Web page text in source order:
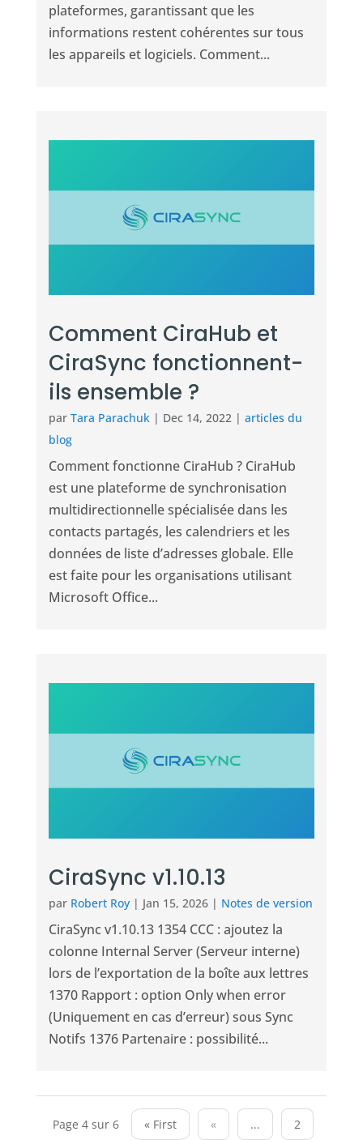
plateformes, garantissant que les
informations restent cohérentes sur tous
les appareils et logiciels. Comment...
Comment CiraHub et
CiraSync fonctionnent-
ils ensemble ?
par Tara Parachuk| Dec 14, 2022| articles du
blog
Comment fonctionne CiraHub ? CiraHub
est une plateforme de synchronisation
multidirectionnelle spécialisée dans les
contacts partagés, les calendriers et les
données de liste d’adresses globale. Elle
est faite pour les organisations utilisant
Microsoft Office...
CiraSync v1.10.13
par Robert Roy| Jan 15, 2026| Notes de version
CiraSync v1.10.13 1354 CCC : ajoutez la
colonne Internal Server (Serveur interne)
lors de l’exportation de la boîte aux lettres
1370 Rapport : option Only when error
(Uniquement en cas d’erreur) sous Sync
Notifs 1376 Partenaire : possibilité...
Page 4 sur 6 « First « ... 2